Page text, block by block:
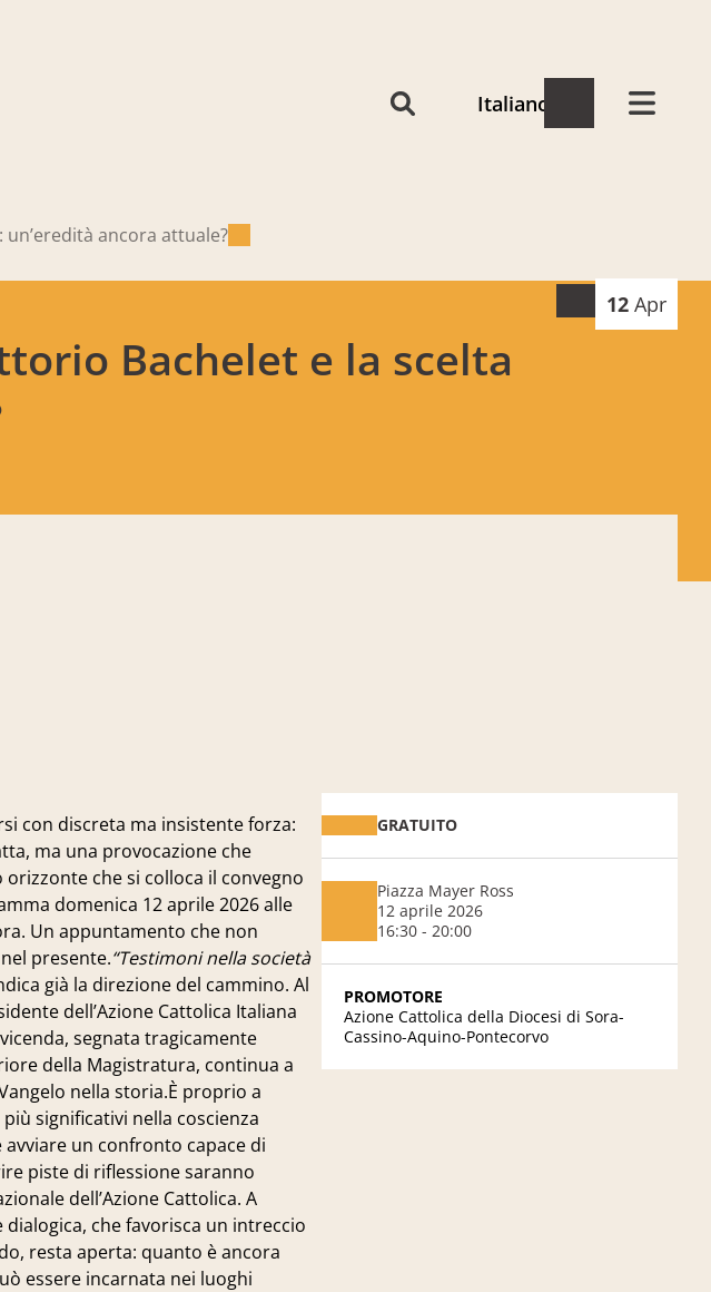
Italiano
ancora attuale?
Bachelet e la scelta
12 Apr
con discreta ma insistente forza:
ma una provocazione che
che si colloca il convegno
domenica 12 aprile 2026 alle
Un appuntamento che non
presente.“Testimoni nella società
già la direzione del cammino. Al
dell’Azione Cattolica Italiana
segnata tragicamente
della Magistratura, continua a
nella storia.È proprio a
significativi nella coscienza
avviare un confronto capace di
piste di riflessione saranno
dell’Azione Cattolica. A
che favorisca un intreccio
resta aperta: quanto è ancora
essere incarnata nei luoghi
GRATUITO
Piazza Mayer Ross
12 aprile 2026
16:30 - 20:00
PROMOTORE
Azione Cattolica della Diocesi di Sora-
Cassino-Aquino-Pontecorvo